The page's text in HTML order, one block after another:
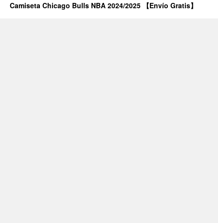
Camiseta Chicago Bulls NBA 2024/2025 【Envío Gratis】